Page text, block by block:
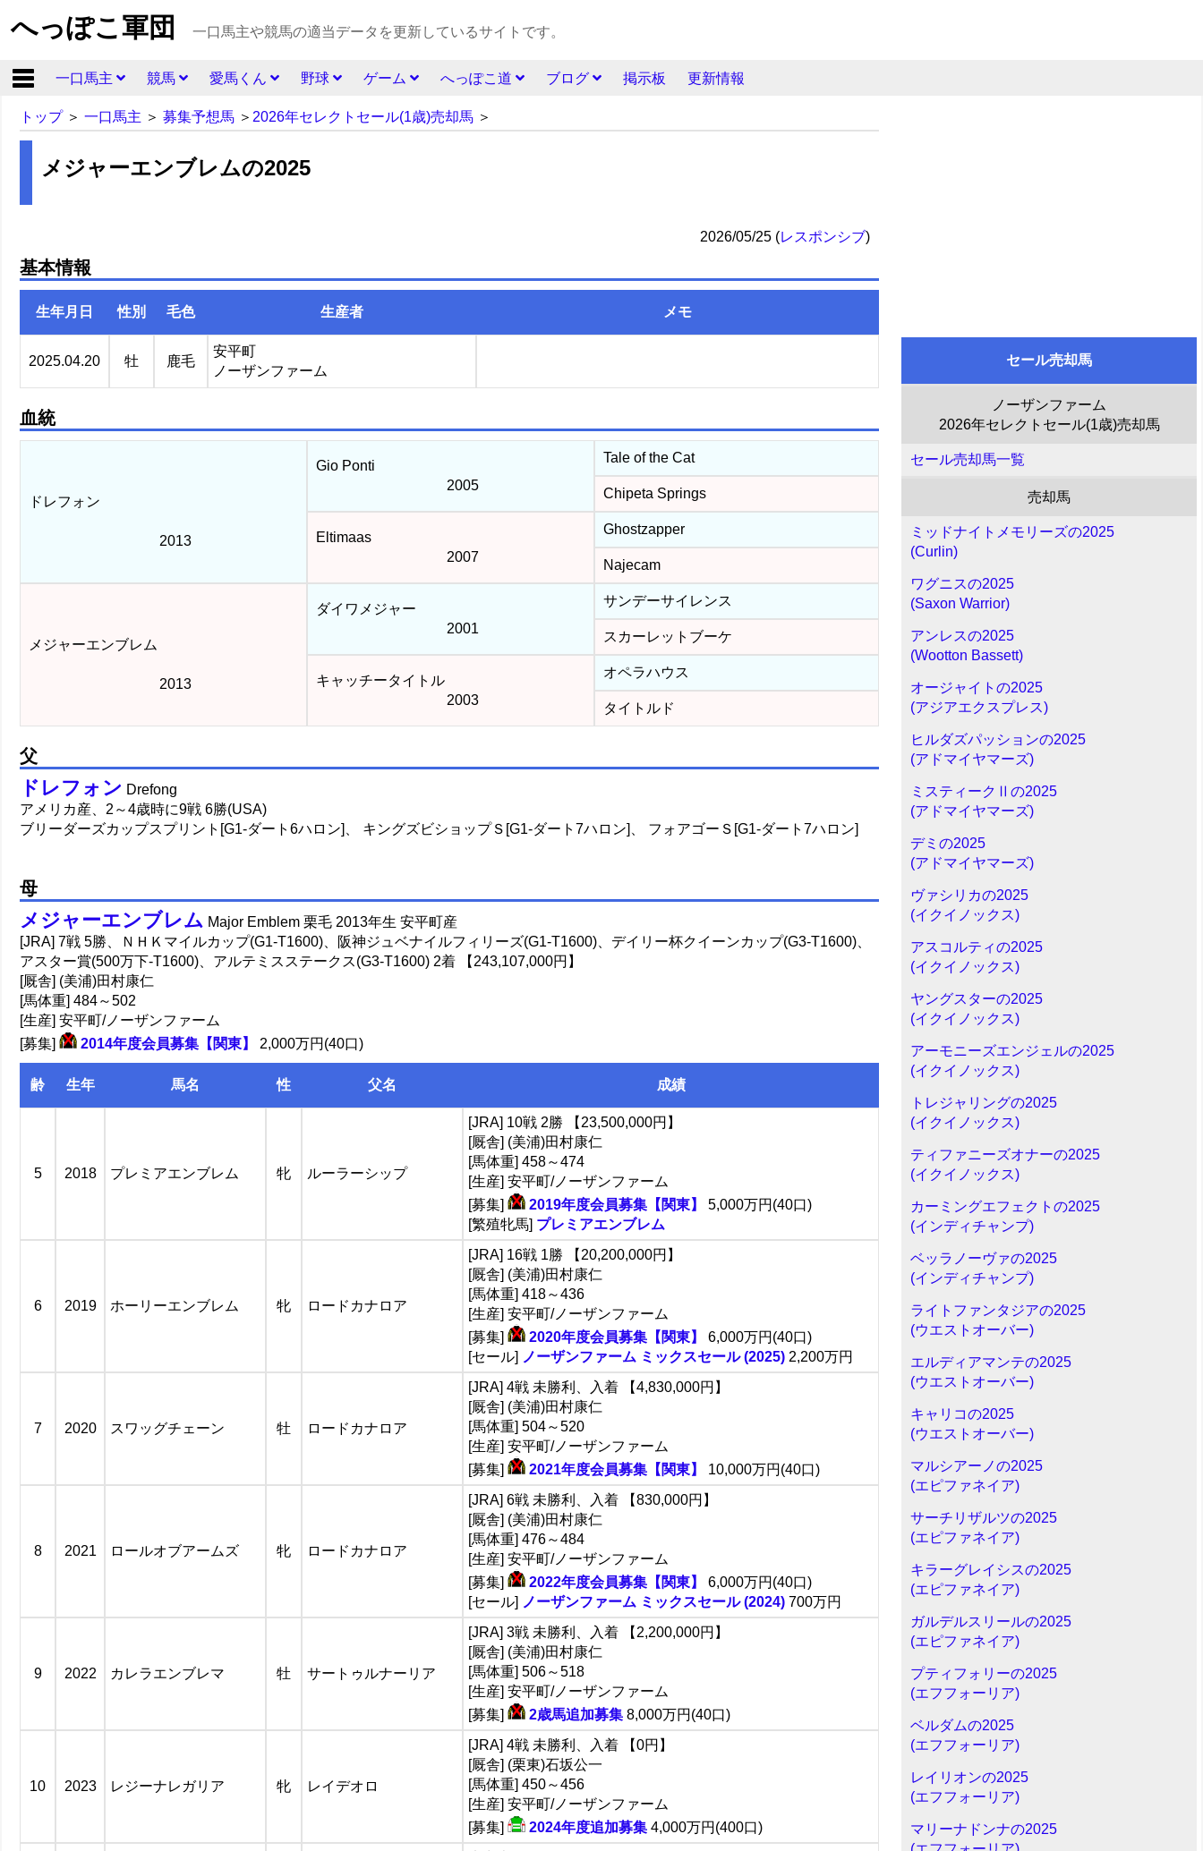
へっぽこ軍団 一口馬主や競馬の適当データを更新しているサイトです。
一口馬主 競馬 愛馬くん 野球 ゲーム へっぽこ道 ブログ 掲示板 更新情報
トップ＞ 一口馬主 ＞ 募集予想馬 ＞ 2026年セレクトセール(1歳)売却馬 ＞
メジャーエンブレムの2025
2026/05/25 (レスポンシブ)
基本情報
生年月日 性別 毛色 生産者 メモ
2025.04.20 牡 鹿毛
安平町
ノーザンファーム
血統
ドレフォン
2013
Gio Ponti
2005
Tale of the Cat
Chipeta Springs
Eltimaas
2007
Ghostzapper
Najecam
メジャーエンブレム
2013
ダイワメジャー
2001
サンデーサイレンス
スカーレットブーケ
キャッチータイトル
2003
オペラハウス
タイトルド
父
ドレフォン Drefong
アメリカ産、2～4歳時に9戦 6勝(USA)
ブリーダーズカップスプリント[G1-ダート6ハロン]、 キングズビショップＳ[G1-ダート7ハロン]、 フォアゴーＳ[G1-ダート7ハロン]
母
メジャーエンブレム Major Emblem 栗毛 2013年生 安平町産
[JRA] 7戦 5勝、ＮＨＫマイルカップ(G1-T1600)、
阪神ジュベナイルフィリーズ(G1-T1600)、デイリー杯クイーンカップ(G3-T1600)、
アスター賞(500万下-T1600)、アルテミスステークス(G3-T1600) 2着 【243,107,000円】
[厩舎] (美浦)田村康仁
[馬体重] 484～502
[生産] 安平町/ノーザンファーム
[募集]
2014年度会員募集【関東】 2,000万円(40口)
齢 生年 馬名 性 父名 成績
5 2018 プレミアエンブレム 牝 ルーラーシップ
[JRA] 10戦 2勝 【23,500,000円】
[厩舎] (美浦)田村康仁
[馬体重] 458～474
[生産] 安平町/ノーザンファーム
[募集]
2019年度会員募集【関東】
5,000万円(40口)
[繁殖牝馬] プレミアエンブレム
6 2019 ホーリーエンブレム 牝 ロードカナロア
[JRA] 16戦 1勝 【20,200,000円】
[厩舎] (美浦)田村康仁
[馬体重] 418～436
[生産] 安平町/ノーザンファーム
[募集]
2020年度会員募集【関東】
6,000万円(40口)
[セール] ノーザンファーム ミックスセール (2025) 2,200万円
7 2020 スワッグチェーン 牡 ロードカナロア
[JRA] 4戦 未勝利、入着 【4,830,000円】
[厩舎] (美浦)田村康仁
[馬体重] 504～520
[生産] 安平町/ノーザンファーム
[募集]
2021年度会員募集【関東】 10,000万円(40口)
8 2021 ロールオブアームズ 牝 ロードカナロア
[JRA] 6戦 未勝利、入着 【830,000円】
[厩舎] (美浦)田村康仁
[馬体重] 476～484
[生産] 安平町/ノーザンファーム
[募集]
2022年度会員募集【関東】
6,000万円(40口)
[セール] ノーザンファーム ミックスセール (2024) 700万円
9 2022 カレラエンブレマ 牡 サートゥルナーリア
[JRA] 3戦 未勝利、入着 【2,200,000円】
[厩舎] (美浦)田村康仁
[馬体重] 506～518
[生産] 安平町/ノーザンファーム
[募集]
2歳馬追加募集 8,000万円(40口)
10 2023 レジーナレガリア 牝 レイデオロ
[JRA] 4戦 未勝利、入着 【0円】
[厩舎] (栗東)石坂公一
[馬体重] 450～456
[生産] 安平町/ノーザンファーム
[募集]
2024年度追加募集 4,000万円(400口)
セール売却馬
ノーザンファーム
2026年セレクトセール(1歳)売却馬
セール売却馬一覧
売却馬
ミッドナイトメモリーズの2025
(Curlin)
ワグニスの2025
(Saxon Warrior)
アンレスの2025
(Wootton Bassett)
オージャイトの2025
(アジアエクスプレス)
ヒルダズパッションの2025
(アドマイヤマーズ)
ミスティークⅡの2025
(アドマイヤマーズ)
デミの2025
(アドマイヤマーズ)
ヴァシリカの2025
(イクイノックス)
アスコルティの2025
(イクイノックス)
ヤングスターの2025
(イクイノックス)
アーモニーズエンジェルの2025
(イクイノックス)
トレジャリングの2025
(イクイノックス)
ティファニーズオナーの2025
(イクイノックス)
カーミングエフェクトの2025
(インディチャンプ)
ベッラノーヴァの2025
(インディチャンプ)
ライトファンタジアの2025
(ウエストオーバー)
エルディアマンテの2025
(ウエストオーバー)
キャリコの2025
(ウエストオーバー)
マルシアーノの2025
(エピファネイア)
サーチリザルツの2025
(エピファネイア)
キラーグレイシスの2025
(エピファネイア)
ガルデルスリールの2025
(エピファネイア)
プティフォリーの2025
(エフフォーリア)
ベルダムの2025
(エフフォーリア)
レイリオンの2025
(エフフォーリア)
マリーナドンナの2025